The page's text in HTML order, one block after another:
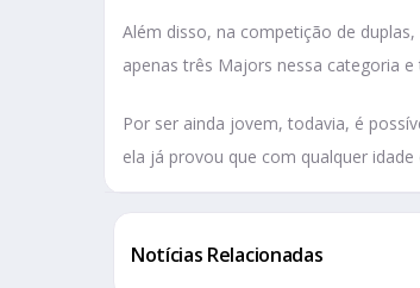
Além disso, na competição de
apenas três Majors nessa categoria
Por ser ainda jovem, todavia, é
ela já provou que com qualquer
Notícias Relacionadas